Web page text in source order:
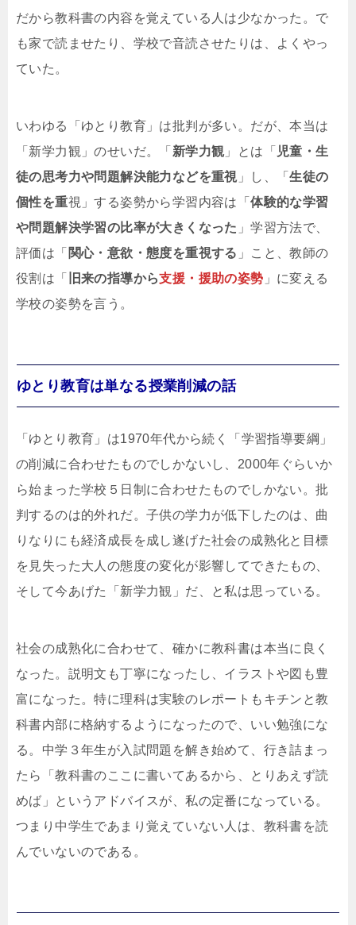
だから教科書の内容を覚えている人は少なかった。で
も家で読ませたり、学校で音読させたりは、よくやっ
ていた。
いわゆる「ゆとり教育」は批判が多い。だが、本当は
「新学力観」のせいだ。「 新学力観」とは「 児童・生
徒の思考力や問題解決能力などを重視 」し、「生徒の
個性を重視」する姿勢から学習内容は「体験的な学習
や問題解決学習の比率が大きくなった 」学習方法で、
評価は「 関心・意欲・態度を重視する 」こと、教師の
役割は「
旧来の指導から支援・援助の姿勢 」に変える
学校の姿勢を言う。
ゆとり教育は単なる授業削減の話
「ゆとり教育」は1970年代から続く「学習指導要綱」
の削減に合わせたものでしかないし、2000年ぐらいか
ら始まった学校５日制に合わせたものでしかない。批
判するのは的外れだ。子供の学力が低下したのは、曲
りなりにも経済成長を成し遂げた社会の成熟化と目標
を見失った大人の態度の変化が影響してできたもの、
そして今あげた「新学力観」だ、と私は思っている。
社会の成熟化に合わせて、確かに教科書は本当に良く
なった。説明文も丁寧になったし、イラストや図も豊
富になった。特に理科は実験のレポートもキチンと教
科書内部に格納するようになったので、いい勉強にな
る。中学３年生が入試問題を解き始めて、行き詰まっ
たら「教科書のここに書いてあるから、とりあえず読
めば」というアドバイスが、私の定番になっている。
つまり中学生であまり覚えていない人は、教科書を読
んでいないのである。